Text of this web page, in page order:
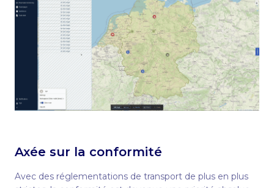
Axée sur la conformité
Avec des réglementations de transport de plus en plus